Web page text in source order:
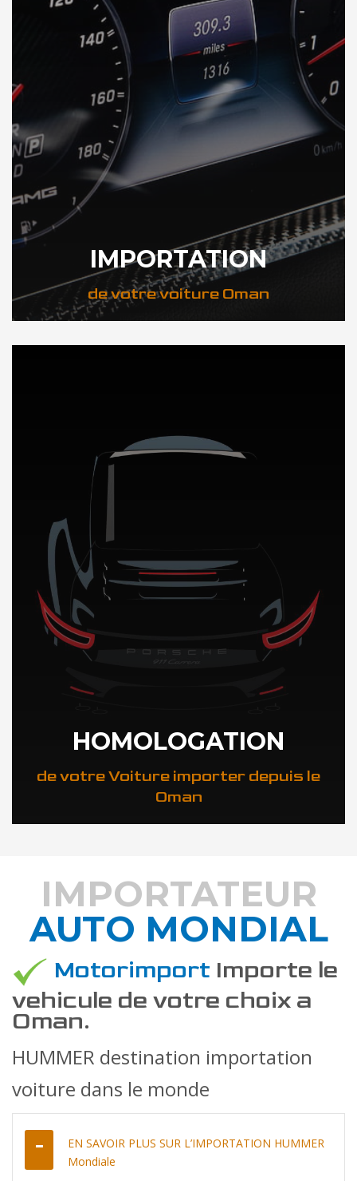
IMPORTATION
de votre voiture Oman
DÉCOUVREZ NOTRE IMPORTATION AUTO a Oman
HOMOLOGATION
de votre Voiture importer depuis le
Oman
DÉCOUVREZ COMMENT
IMPORTATEUR
AUTO MONDIAL
Motorimport Importe le
vehicule de votre choix a
Oman.
HUMMER destination importation
voiture dans le monde
EN SAVOIR PLUS SUR L’IMPORTATION HUMMER
Mondiale